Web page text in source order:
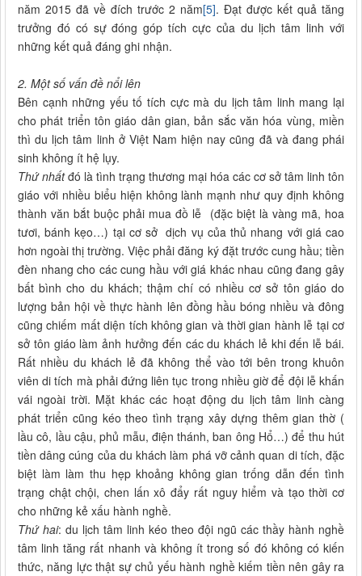
năm 2015 đã về đích trước 2 năm[5]. Đạt được kết quả tăng
trưởng đó có sự đóng góp tích cực của du lịch tâm linh với
những kết quả đáng ghi nhận.
2. Một số vấn đề nổi lên
Bên cạnh những yếu tố tích cực mà du lịch tâm linh mang lại
cho phát triển tôn giáo dân gian, bản sắc văn hóa vùng, miền
thì du lịch tâm linh ở Việt Nam hiện nay cũng đã và đang phái
sinh không ít hệ lụy.
Thứ nhấtđó là tình trạng thương mại hóa các cơ sở tâm linh tôn
giáo với nhiều biểu hiện không lành mạnh như quy định không
thành văn bắt buộc phải mua đồ lễ (đặc biệt là vàng mã, hoa
tươi, bánh kẹo…) tại cơ sở dịch vụ của thủ nhang với giá cao
hơn ngoài thị trường. Việc phải đăng ký đặt trước cung hầu; tiền
đèn nhang cho các cung hầu với giá khác nhau cũng đang gây
bất bình cho du khách; thậm chí có nhiều cơ sở tôn giáo do
lượng bản hội về thực hành lên đồng hầu bóng nhiều và đông
cũng chiếm mất diện tích không gian và thời gian hành lễ tại cơ
sở tôn giáo làm ảnh hưởng đến các du khách lẻ khi đến lễ bái.
Rất nhiều du khách lẻ đã không thể vào tới bên trong khuôn
viên di tích mà phải đứng liên tục trong nhiều giờ để đội lễ khấn
vái ngoài trời. Mặt khác các hoạt động du lịch tâm linh càng
phát triển cũng kéo theo tình trạng xây dựng thêm gian thờ (
lầu cô, lầu cậu, phủ mẫu, điện thánh, ban ông Hổ…) để thu hút
tiền dâng cúng của du khách làm phá vỡ cảnh quan di tích, đặc
biệt làm làm thu hẹp khoảng không gian trống dẫn đến tình
trạng chật chội, chen lấn xô đẩy rất nguy hiểm và tạo thời cơ
cho những kẻ xấu hành nghề.
Thứ hai: du lịch tâm linh kéo theo đội ngũ các thầy hành nghề
tâm linh tăng rất nhanh và không ít trong số đó không có kiến
thức, năng lực thật sự chủ yếu hành nghề kiếm tiền nên gây ra